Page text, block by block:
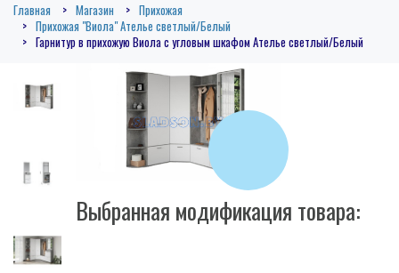
Главная Магазин
Прихожая
Прихожая "Виола" Ателье светлый/Белый
Гарнитур в прихожую Виола с угловым шкафом Ателье светлый/Белый
Выбранная модификация товара: